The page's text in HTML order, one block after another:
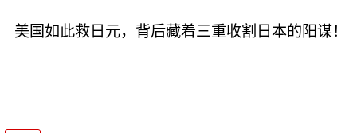
美国如此救日元，背后藏着三重收割日本的阳谋！